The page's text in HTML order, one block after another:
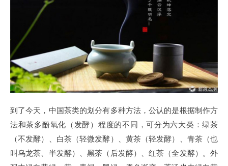
到了今天，中国茶类的划分有多种方法，公认的是根据制作方
法和茶多酚氧化（发酵）程度的不同，可分为六大类：绿茶
（不发酵）、白茶（轻微发酵）、黄茶（轻发酵）、青茶（也
叫乌龙茶、半发酵）、黑茶（后发酵）、红茶（全发酵）。外